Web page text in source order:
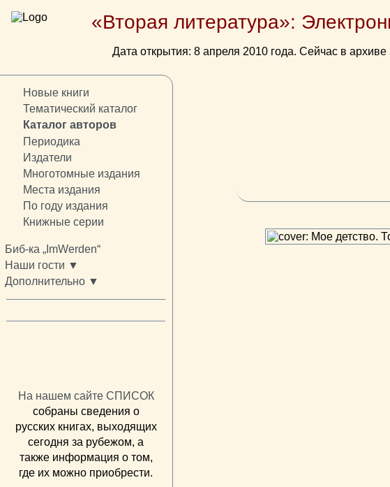
«Вторая литература»:
Дата открытия: 8 апреля 2010 года. Сейчас в
Новые книги
Тематический каталог
Каталог авторов
Периодика
Издатели
Многотомные издания
Места издания
По году издания
Книжные серии
Биб-ка „ImWerden“
Наши гости ▼
Дополнительно ▼
На нашем сайте СПИСОК
собраны сведения о
русских книгах, выходящих
сегодня за рубежом, а
также информация о том,
где их можно приобрести.